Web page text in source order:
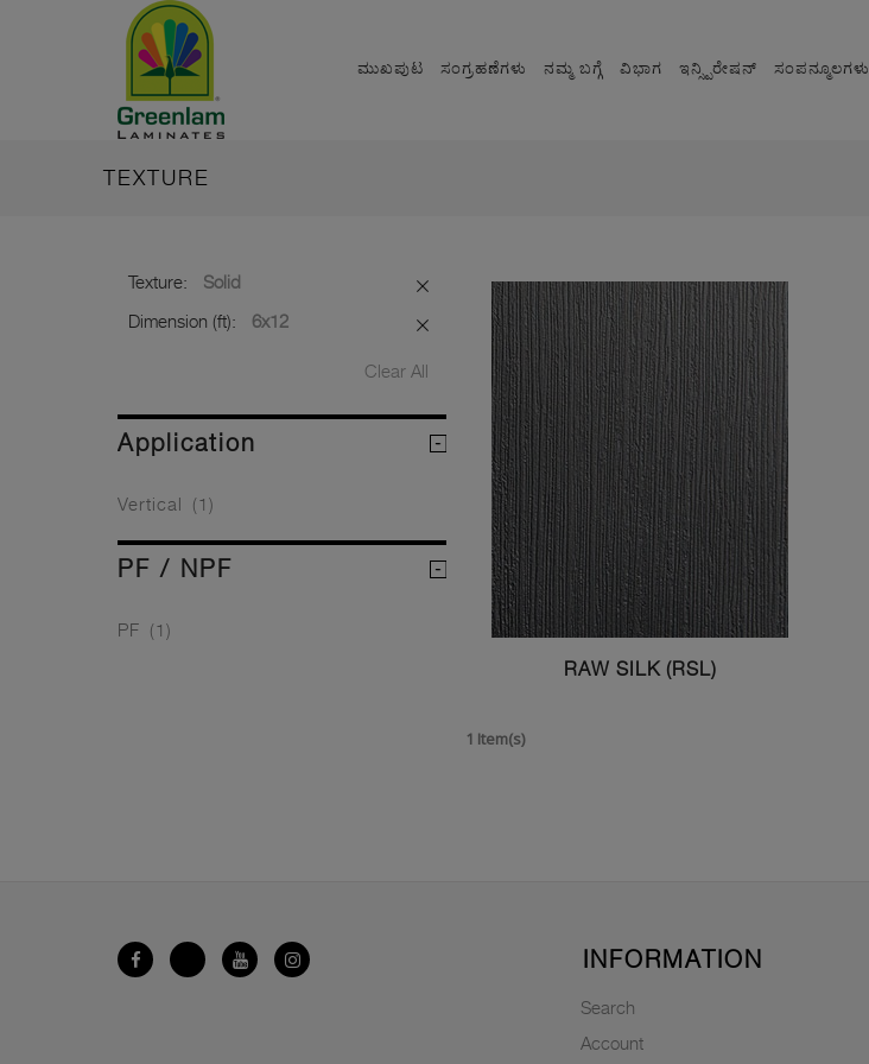
ಮುಖಪುಟ ಸಂಗ್ರಹಣೆಗಳು ನಮ್ಮ ಬಗ್ಗೆ ವಿಭಾಗ ಇನ್ಸ್ಪಿರೇಷನ್ ಸಂಪನ್ಮೂಲಗಳು
TEXTURE
Texture:
Solid
Dimension (ft):
6x12
Clear All
Application
Vertical (1)
PF / NPF
PF (1)
RAW SILK (RSL)
1 Item(s)
INFORMATION
Search
Account